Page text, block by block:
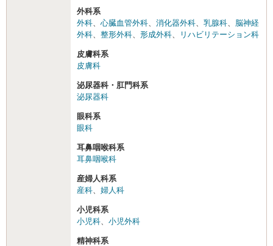
外科系
外科
心臓血管外科 消化器外科 乳腺科
脳神経
外科
整形外科 形成外科 リハビリテーション科
皮膚科系
皮膚科
泌尿器科・肛門科系
泌尿器科
眼科系
眼科
耳鼻咽喉科系
耳鼻咽喉科
産婦人科系
産科
婦人科
小児科系
小児科
小児外科
精神科系